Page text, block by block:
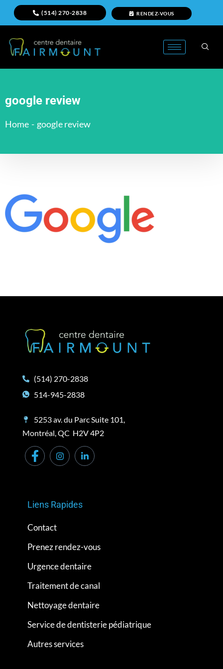
(514) 270-2838 RENDEZ-VOUS
google review
Home - google review
(514) 270-2838
514-945-2838
5253 av. du Parc Suite 101,
Montréal, QC H2V 4P2
Liens Rapides
Contact
Prenez rendez-vous
Urgence dentaire
Traitement de canal
Nettoyage dentaire
Service de dentisterie pédiatrique
Autres services